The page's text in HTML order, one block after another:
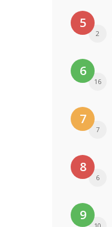
5
2
6
16
7
7
8
6
9